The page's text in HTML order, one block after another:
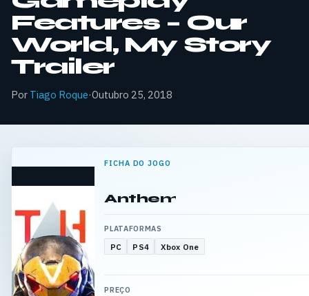
Features – Our
World, My Story
Trailer
Por Tiago Roque·Outubro 25, 2018
FICHA DO JOGO
Anthem
PLATAFORMAS
PC PS4 Xbox One
PREÇO